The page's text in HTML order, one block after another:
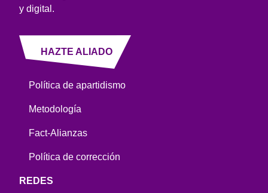
y digital.
HAZTE ALIADO
Política de apartidismo
Metodología
Fact-Alianzas
Política de corrección
REDES